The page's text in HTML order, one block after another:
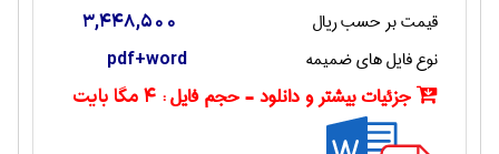
قیمت بر حسب ریال 3,448,500
نوع فایل های ضمیمه pdf+word
جزئیات بیشتر و دانلود - حجم فایل : 4 مگا بایت